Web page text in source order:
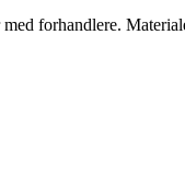
forhandlere.